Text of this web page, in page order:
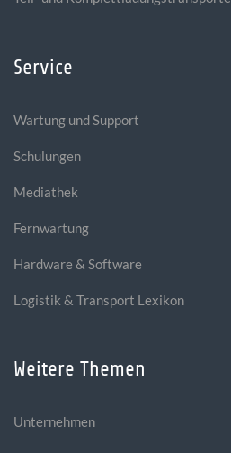
Service
Wartung und Support
Schulungen
Mediathek
Fernwartung
Hardware & Software
Logistik & Transport Lexikon
Weitere Themen
Unternehmen